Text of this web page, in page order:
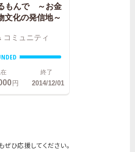
ひ応援してください。